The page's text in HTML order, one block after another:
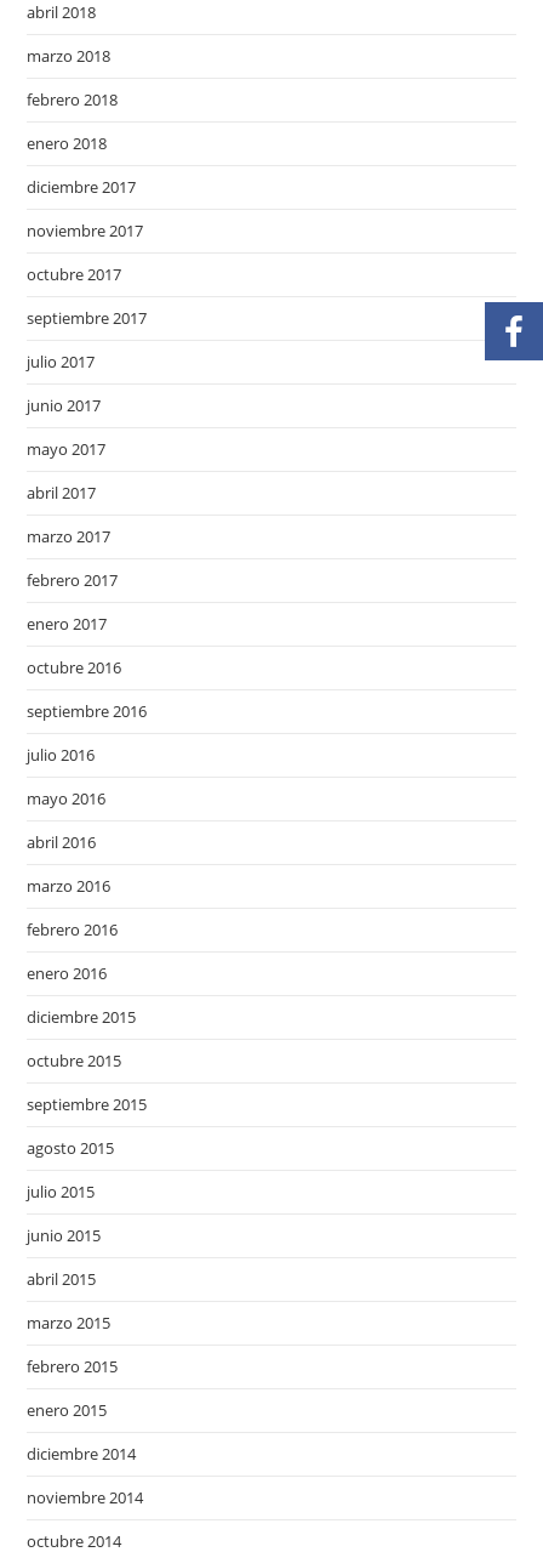
abril 2018
marzo 2018
febrero 2018
enero 2018
diciembre 2017
noviembre 2017
octubre 2017
septiembre 2017
julio 2017
junio 2017
mayo 2017
abril 2017
marzo 2017
febrero 2017
enero 2017
octubre 2016
septiembre 2016
julio 2016
mayo 2016
abril 2016
marzo 2016
febrero 2016
enero 2016
diciembre 2015
octubre 2015
septiembre 2015
agosto 2015
julio 2015
junio 2015
abril 2015
marzo 2015
febrero 2015
enero 2015
diciembre 2014
noviembre 2014
octubre 2014